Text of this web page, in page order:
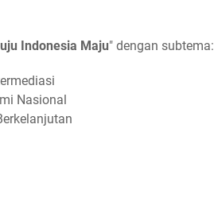
Indonesia Maju" dengan subtema:
Nasional